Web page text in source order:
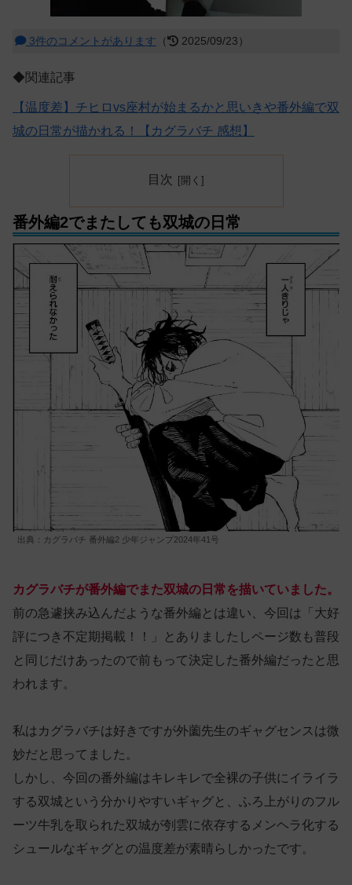
3件のコメントがあります （ 2025/09/23）
◆関連記事
【温度差】チヒロvs座村が始まるかと思いきや番外編で双
城の日常が描かれる！【カグラバチ 感想】
目次
番外編2でまたしても双城の日常
出典：カグラバチ 番外編2 少年ジャンプ2024年41号
カグラバチが番外編でまた双城の日常を描いていました。
前の急遽挟み込んだような番外編とは違い、今回は「大好
評につき不定期掲載！！」とありましたしページ数も普段
と同じだけあったので前もって決定した番外編だったと思
われます。
私はカグラバチは好きですが外薗先生のギャグセンスは微
妙だと思ってました。
しかし、今回の番外編はキレキレで全裸の子供にイライラ
する双城という分かりやすいギャグと、ふろ上がりのフル
ーツ牛乳を取られた双城が刳雲に依存するメンヘラ化する
シュールなギャグとの温度差が素晴らしかったです。